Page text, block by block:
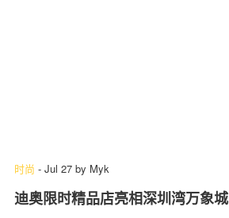
时尚 - Jul 27 by Myk
迪奥限时精品店亮相深圳湾万象城